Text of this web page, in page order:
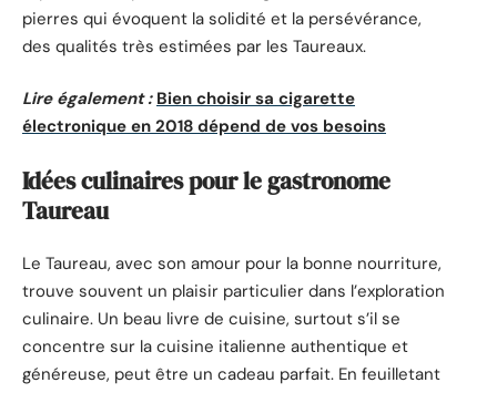
pierres qui évoquent la solidité et la persévérance,
des qualités très estimées par les Taureaux.
Lire également : Bien choisir sa cigarette
électronique en 2018 dépend de vos besoins
Idées culinaires pour le gastronome
Taureau
Le Taureau, avec son amour pour la bonne nourriture,
trouve souvent un plaisir particulier dans l’exploration
culinaire. Un beau livre de cuisine, surtout s’il se
concentre sur la cuisine italienne authentique et
généreuse, peut être un cadeau parfait. En feuilletant